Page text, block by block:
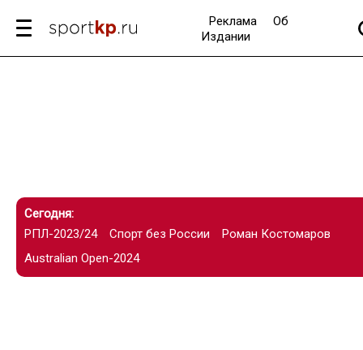
Реклама
Об
Издании
Сегодня:
РПЛ-2023/24
Спорт без России
Роман Костомаров
Australian Open-2024